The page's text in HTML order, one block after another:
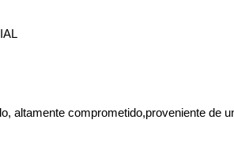
altamente comprometido,proveniente de